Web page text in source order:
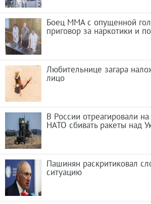
Боец ММА с опущенной
приговор за наркотики и
Любительнице загара
лицо
В России отреагировали
НАТО сбивать ракеты над
Пашинян раскритиковал
ситуацию